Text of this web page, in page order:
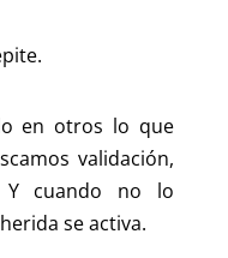
en otros lo que
validación,
Y cuando no lo
se activa.